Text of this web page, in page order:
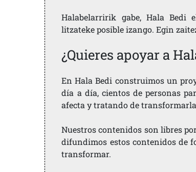
Halabelarririk gabe, Hala Bedi
litzateke posible izango. Egin
¿Quieres apoyar a
En Hala Bedi construimos un
día a día, cientos de personas
afecta y tratando de
Nuestros contenidos son libres
difundimos estos contenidos de
transformar.